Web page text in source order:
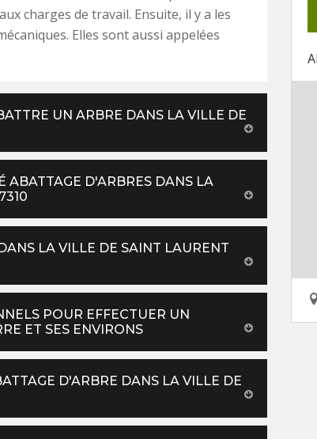
charges de travail. Ensuite, il y a les
Elles sont aussi appelées
UN ARBRE DANS LA VILLE DE
ABATTAGE D'ARBRES DANS LA
LA VILLE DE SAINT LAURENT
POUR EFFECTUER UN
ET SES ENVIRONS
D'ARBRE DANS LA VILLE DE